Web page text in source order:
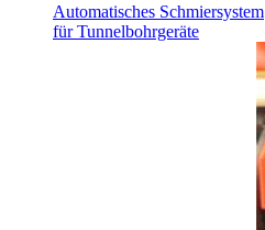
Automatisches Schmiersystem
für Tunnelbohrgeräte